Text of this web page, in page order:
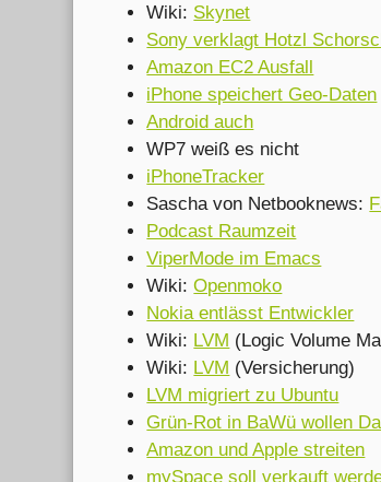
Wiki: Skynet
Sony verklagt Hotzl
Amazon EC2 Ausfall
iPhone speichert Geo-Daten
Android auch
WP7 weiß es nicht
iPhoneTracker
Sascha von Netbooknews:
Podcast Raumzeit
ViperMode im Emacs
Wiki:Openmoko
Nokia entlässt Entwickler
Wiki: LVM (Logic Volume
Wiki: LVM (Versicherung)
LVM migriert zu Ubuntu
Grün-Rot in BaWü wollen
Amazon und Apple streiten
mySpace soll verkauft